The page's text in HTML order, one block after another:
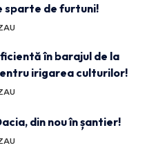
sparte de furtuni!
în barajul de la
irigarea culturilor!
din nou în șantier!